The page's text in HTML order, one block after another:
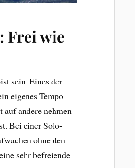
Frei wie
sein. Eines der
eigenes Tempo
auf andere nehmen
Bei einer Solo-
ohne den
sehr befreiende